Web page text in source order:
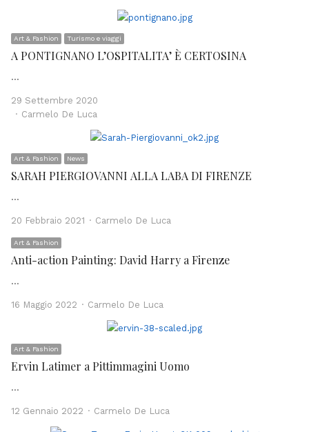
Art & Fashion Turismo e viaggi
A PONTIGNANO L’OSPITALITA’ È CERTOSINA
…
29 Settembre 2020
Author
Carmelo De Luca
Art & Fashion News
SARAH PIERGIOVANNI ALLA LABA DI FIRENZE
…
20 Febbraio 2021 Author
Carmelo De Luca
Art & Fashion
Anti-action Painting: David Harry a Firenze
…
16 Maggio 2022 Author
Carmelo De Luca
Art & Fashion
Ervin Latimer a Pittimmagini Uomo
…
12 Gennaio 2022 Author
Carmelo De Luca